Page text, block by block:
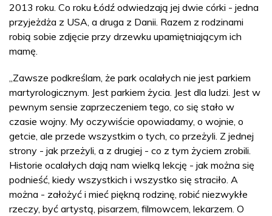
2013 roku. Co roku Łódź odwiedzają jej dwie córki - jedna
przyjeżdża z USA, a druga z Danii. Razem z rodzinami
robią sobie zdjęcie przy drzewku upamiętniającym ich
mamę.
„Zawsze podkreślam, że park ocalałych nie jest parkiem
martyrologicznym. Jest parkiem życia. Jest dla ludzi. Jest w
pewnym sensie zaprzeczeniem tego, co się stało w
czasie wojny. My oczywiście opowiadamy, o wojnie, o
getcie, ale przede wszystkim o tych, co przeżyli. Z jednej
strony - jak przeżyli, a z drugiej - co z tym życiem zrobili.
Historie ocalałych dają nam wielką lekcję - jak można się
podnieść, kiedy wszystkich i wszystko się straciło. A
można - założyć i mieć piękną rodzinę, robić niezwykłe
rzeczy, być artystą, pisarzem, filmowcem, lekarzem. O